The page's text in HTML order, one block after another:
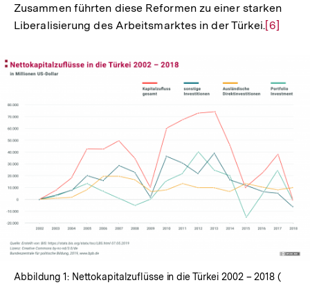
Zusammen führten diese Reformen zu einer starken
Liberalisierung des Arbeitsmarktes in der Türkei.Zur
[6]
Abbildung 1: Nettokapitalzuflüsse in die Türkei 2002 – 2018 (